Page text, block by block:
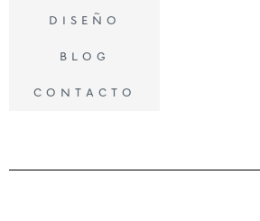
diseño
blog
contacto